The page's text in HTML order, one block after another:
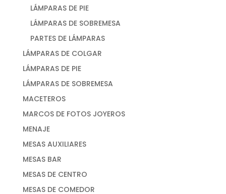
LÁMPARAS DE PIE
LÁMPARAS DE SOBREMESA
PARTES DE LÁMPARAS
LÁMPARAS DE COLGAR
LÁMPARAS DE PIE
LÁMPARAS DE SOBREMESA
MACETEROS
MARCOS DE FOTOS JOYEROS
MENAJE
MESAS AUXILIARES
MESAS BAR
MESAS DE CENTRO
MESAS DE COMEDOR